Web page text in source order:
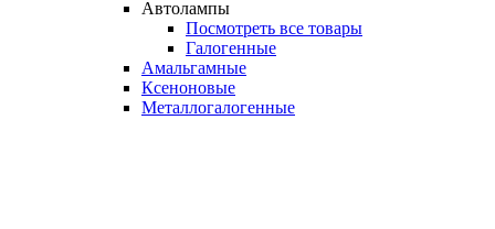
Автолампы
Посмотреть все товары
Галогенные
Амальгамные
Ксеноновые
Металлогалогенные